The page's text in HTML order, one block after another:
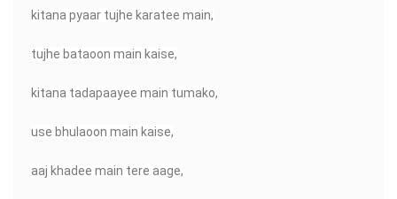
kitana pyaar tujhe karatee main,
tujhe bataoon main kaise,
kitana tadapaayee main tumako,
use bhulaoon main kaise,
aaj khadee main tere aage,